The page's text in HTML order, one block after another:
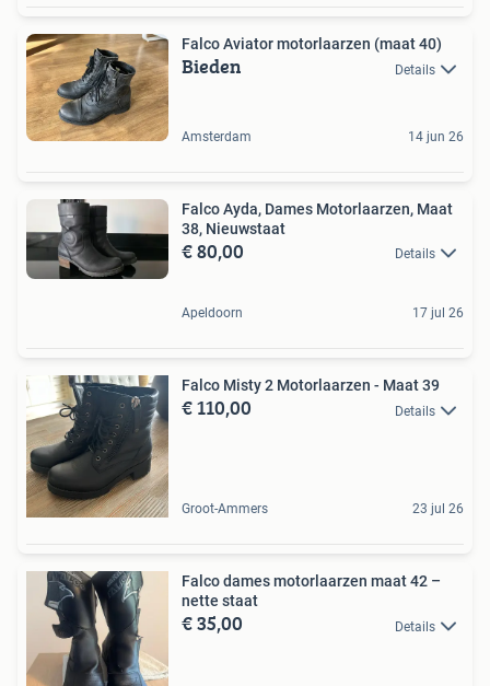
Falco Aviator motorlaarzen (maat 40)
Bieden Details
Amsterdam 14 jun 26
Falco Ayda, Dames Motorlaarzen, Maat
38, Nieuwstaat
€ 80,00 Details
Apeldoorn 17 jul 26
Falco Misty 2 Motorlaarzen - Maat 39
€ 110,00 Details
Groot-Ammers 23 jul 26
Falco dames motorlaarzen maat 42 –
nette staat
€ 35,00 Details